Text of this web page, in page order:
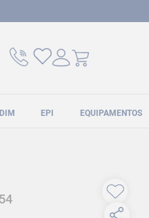
EPI EQUIPAMENTOS